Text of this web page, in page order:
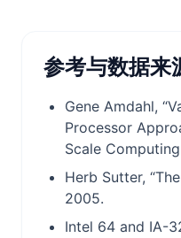
参考与数据来
Gene Amdahl,
Processor
Scale
Herb Sutter,
2005.
Intel 64 and IA-